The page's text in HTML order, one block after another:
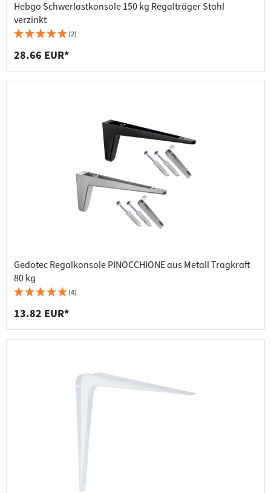
Hebgo Schwerlastkonsole 150 kg Regalträger Stahl
verzinkt
(2)
28.66 EUR*
Gedotec Regalkonsole PINOCCHIONE aus Metall Tragkraft
80 kg
(4)
13.82 EUR*